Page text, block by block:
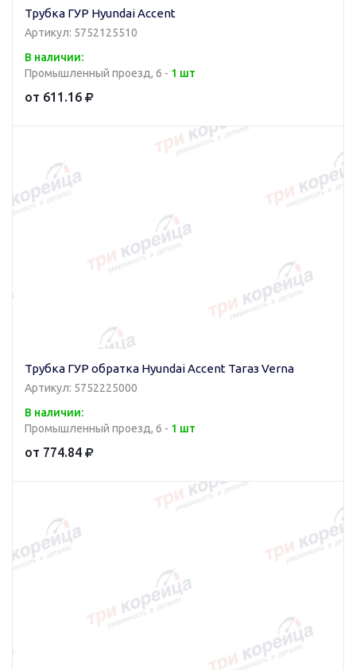
Трубка ГУР Hyundai Accent
Артикул: 5752125510
В наличии:
Промышленный проезд, 6 - 1 шт
от 611.16
Трубка ГУР обратка Hyundai Accent Тагаз Verna
Артикул: 5752225000
В наличии:
Промышленный проезд, 6 - 1 шт
от 774.84